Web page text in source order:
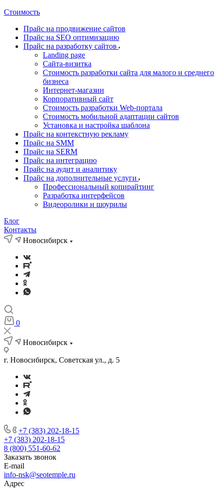
Стоимость
Прайс на продвижение сайтов
Прайс на SEO оптимизацию
Прайс на разработку сайтов
Landing page
Cайта-визитка
Стоимость разработки сайта для малого и среднего
бизнеса
Интернет-магазин
Корпоративный сайт
Стоимость разработки Web-портала
Стоимость мобильной адаптации сайтов
Установка и настройка шаблона
Прайс на контекстную рекламу
Прайс на SMM
Прайс на SERM
Прайс на интеграцию
Прайс на аудит и аналитику
Прайс на дополнительные услуги
Профессиональный копирайтинг
Разработка интерфейсов
Видеоролики и шоурилы
Блог
Контакты
Новосибирск
0
Новосибирск
г. Новосибирск, Советская ул., д. 5
+7 (383) 202-18-15
+7 (383) 202-18-15
8 (800) 551-60-62
Заказать звонок
E-mail
info-nsk@seotemple.ru
Адрес